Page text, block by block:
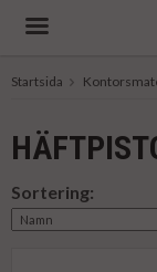
Startsida
Sortering: